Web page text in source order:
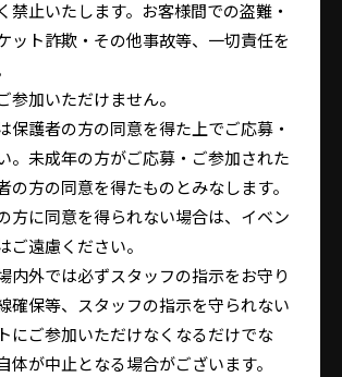
禁止いたします。お客様間での盗難・
ット詐欺・その他事故等、一切責任を
加いただけません。
保護者の方の同意を得た上でご応募・
。未成年の方がご応募・ご参加された
の方の同意を得たものとみなします。
方に同意を得られない場合は、イベン
ご遠慮ください。
内外では必ずスタッフの指示をお守り
確保等、スタッフの指示を守られない
にご参加いただけなくなるだけでな
体が中止となる場合がございます。